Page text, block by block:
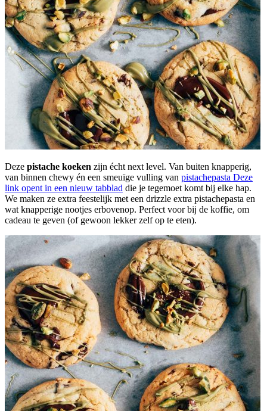
Deze pistache koeken zijn écht next level. Van buiten knapperig,
van binnen chewy én een smeuïge vulling van pistachepasta Deze
link opent in een nieuw tabblad die je tegemoet komt bij elke hap.
We maken ze extra feestelijk met een drizzle extra pistachepasta en
wat knapperige nootjes erbovenop. Perfect voor bij de koffie, om
cadeau te geven (of gewoon lekker zelf op te eten).